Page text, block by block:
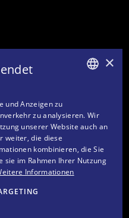
FRENCH
ENGLISH
×
und Anzeigen zu
zu analysieren. Wir
unserer Website auch an
weiter, die diese
kombinieren, die Sie
sie im Rahmen Ihrer Nutzung
Informationen